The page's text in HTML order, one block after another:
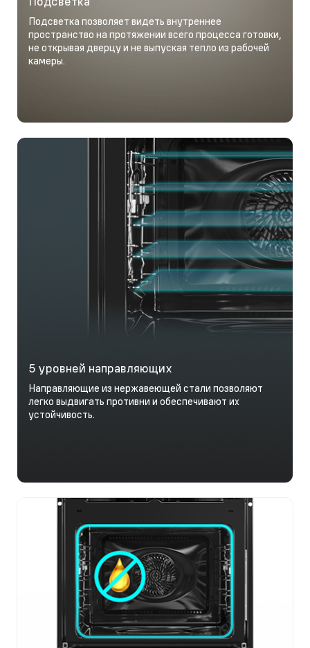
Подсветка позволяет видеть внутреннее
пространство на протяжении всего процесса готовки,
не открывая дверцу и не выпуская тепло из рабочей
камеры.
5 уровней направляющих
Направляющие из нержавеющей стали позволяют
легко выдвигать противни и обеспечивают их
устойчивость.